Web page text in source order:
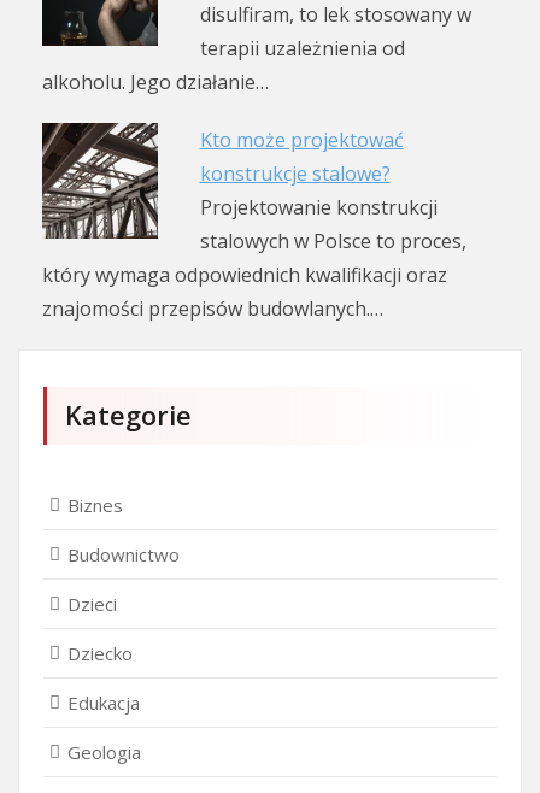
disulfiram, to lek stosowany w
terapii uzależnienia od
alkoholu. Jego działanie…
Kto może projektować
konstrukcje stalowe?
Projektowanie konstrukcji
stalowych w Polsce to proces,
który wymaga odpowiednich kwalifikacji oraz
znajomości przepisów budowlanych.…
Kategorie
Biznes
Budownictwo
Dzieci
Dziecko
Edukacja
Geologia